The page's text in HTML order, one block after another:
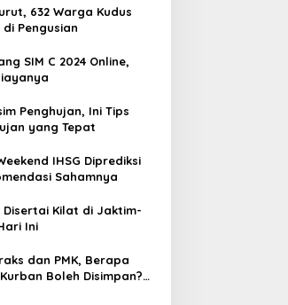
632 Warga Kudus
Pengusian
SIM C 2024 Online,
Penghujan, Ini Tips
yang Tepat
IHSG Diprediksi
Sahamnya
Disertai Kilat di Jaktim-
Ini
dan PMK, Berapa
Boleh Disimpan?